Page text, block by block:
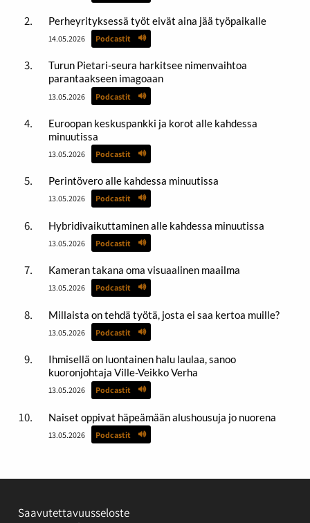
Perheyrityksessä työt eivät aina jää työpaikalle
14.05.2026 Podcastit
Turun Pietari-seura harkitsee nimenvaihtoa
parantaakseen imagoaan
13.05.2026 Podcastit
Euroopan keskuspankki ja korot alle kahdessa
minuutissa
13.05.2026 Podcastit
Perintövero alle kahdessa minuutissa
13.05.2026 Podcastit
Hybridivaikuttaminen alle kahdessa minuutissa
13.05.2026 Podcastit
Kameran takana oma visuaalinen maailma
13.05.2026 Podcastit
Millaista on tehdä työtä, josta ei saa kertoa muille?
13.05.2026 Podcastit
Ihmisellä on luontainen halu laulaa, sanoo
kuoronjohtaja Ville-Veikko Verha
13.05.2026 Podcastit
Naiset oppivat häpeämään alushousuja jo nuorena
13.05.2026 Podcastit
Saavutettavuusseloste